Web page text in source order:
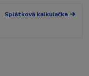
Splátková kalkulačka